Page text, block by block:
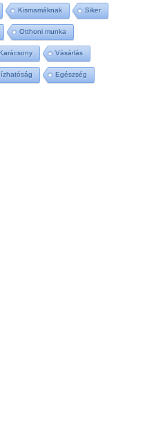
Kismamáknak Siker
Otthoni munka
Vásárlás
Egészség